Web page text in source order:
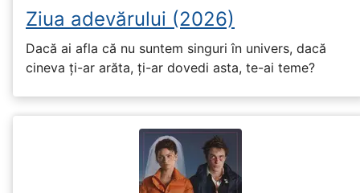
Ziua adevărului (2026)
Dacă ai afla că nu suntem singuri în univers, dacă
cineva ți-ar arăta, ți-ar dovedi asta, te-ai teme?